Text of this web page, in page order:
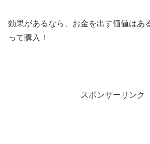
効果があるなら、お金を出す価値はあ
って購入！
スポンサーリンク